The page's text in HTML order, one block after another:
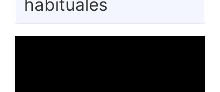
habituales